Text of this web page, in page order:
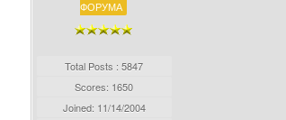
ФОРУМА
Total Posts : 5847
Scores: 1650
Joined: 11/14/2004